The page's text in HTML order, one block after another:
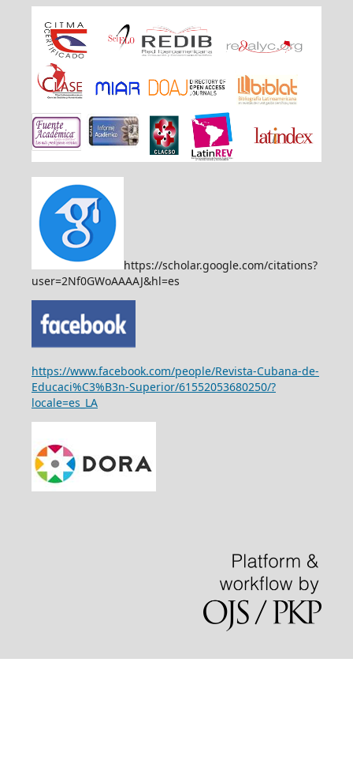
https://scholar.google.com/citations?
user=2Nf0GWoAAAAJ&hl=es
https://www.facebook.com/people/Revista-Cubana-de-
Educaci%C3%B3n-Superior/61552053680250/?
locale=es_LA